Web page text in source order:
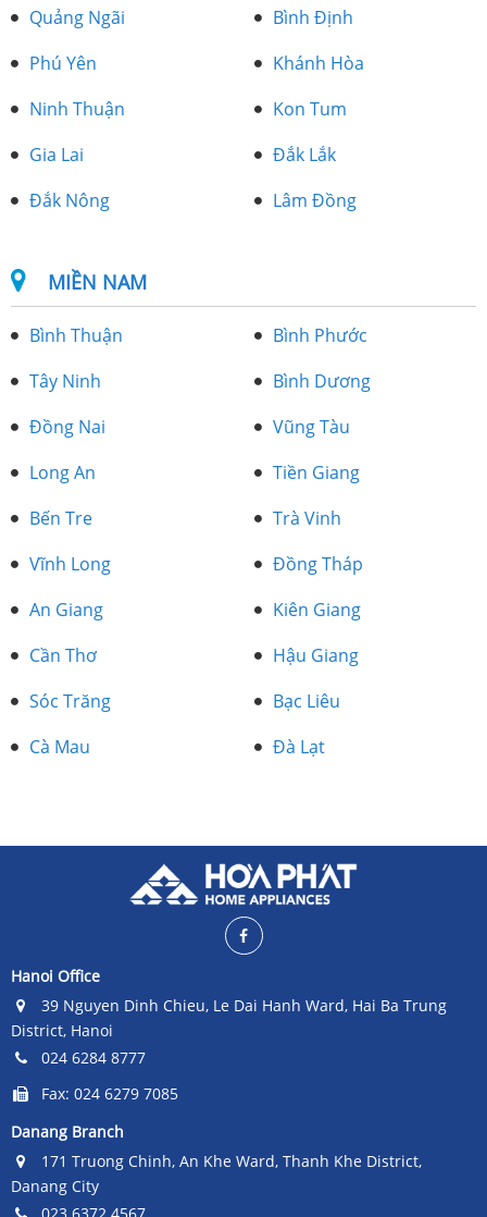
Quảng Ngãi
Bình Định
Phú Yên
Khánh Hòa
Ninh Thuận
Kon Tum
Gia Lai
Đắk Lắk
Đắk Nông
Lâm Đồng
MIỀN NAM
Bình Thuận
Bình Phước
Tây Ninh
Bình Dương
Đồng Nai
Vũng Tàu
Long An
Tiền Giang
Bến Tre
Trà Vinh
Vĩnh Long
Đồng Tháp
An Giang
Kiên Giang
Cần Thơ
Hậu Giang
Sóc Trăng
Bạc Liêu
Cà Mau
Đà Lạt
Hanoi Office
39 Nguyen Dinh Chieu, Le Dai Hanh Ward, Hai Ba Trung
District, Hanoi
024 6284 8777
Fax: 024 6279 7085
Danang Branch
171 Truong Chinh, An Khe Ward, Thanh Khe District,
Danang City